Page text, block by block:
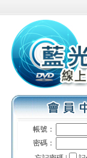
帳號：
密碼：